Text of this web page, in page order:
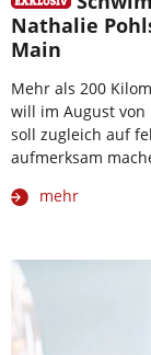
Nathalie
Main
Mehr als 200
will im August von
soll zugleich auf
aufmerksam
mehr